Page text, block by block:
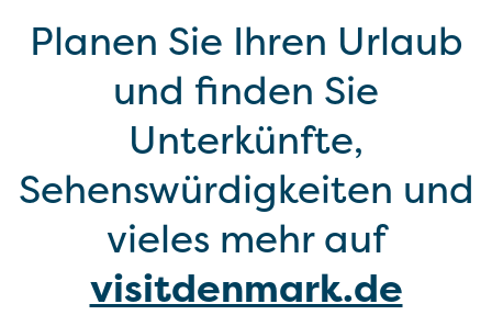
Planen Sie Ihren Urlaub
und finden Sie
Unterkünfte,
Sehenswürdigkeiten und
vieles mehr auf
visitdenmark.de